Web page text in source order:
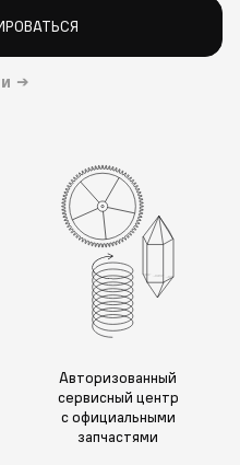
→
Авторизованный
сервисный центр
с официальными
запчастями